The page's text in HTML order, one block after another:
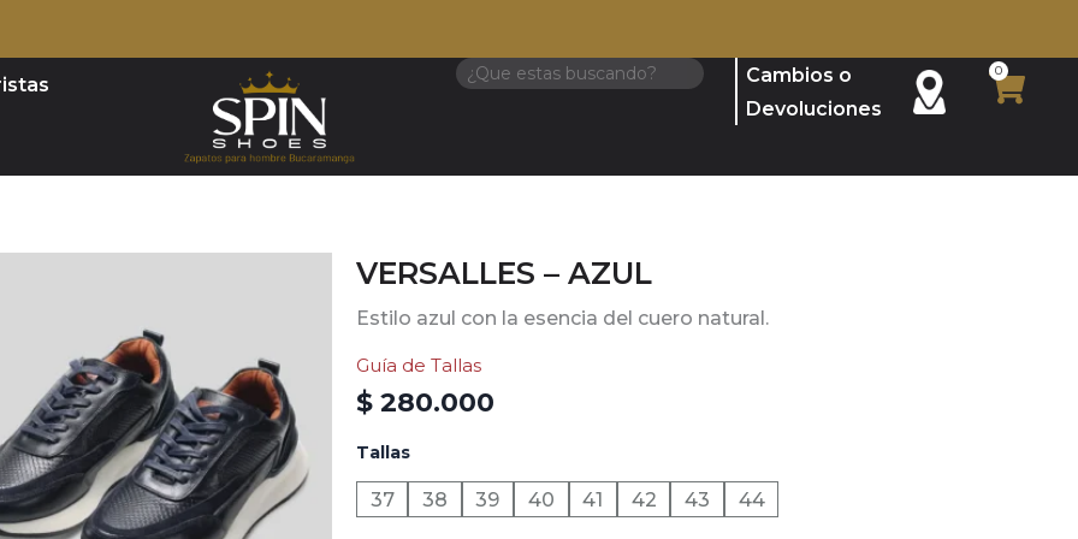
Search
Cambios o
Devoluciones
0
Cart
VERSALLES – AZUL
Estilo azul con la esencia del cuero natural.
Guía de Tallas
$280.000
Tallas
37 38 39 40 41 42 43 44
VERSALLES
-
AZUL
cantidad